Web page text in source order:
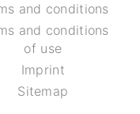
and conditions
and conditions
of use
Imprint
Sitemap